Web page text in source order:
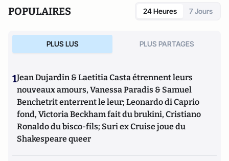
POPULAIRES 24 Heures 7 Jours
PLUS LUS PLUS PARTAGES
1Jean Dujardin & Laetitia Casta étrennent leurs
nouveaux amours, Vanessa Paradis & Samuel
Benchetrit enterrent le leur; Leonardo di Caprio
fond, Victoria Beckham fait du brukini, Cristiano
Ronaldo du bisco-fils; Suri ex Cruise joue du
Shakespeare queer